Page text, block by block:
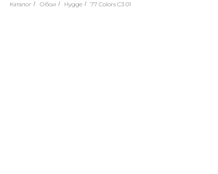
Каталог / Обои / Hygge / 77 Colors C3 01